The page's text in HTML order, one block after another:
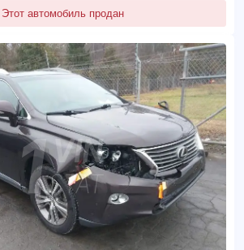
Этот автомобиль продан